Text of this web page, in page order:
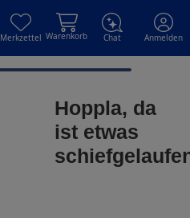
Merkzettel Warenkorb Chat Anmelden
Hoppla, da
ist etwas